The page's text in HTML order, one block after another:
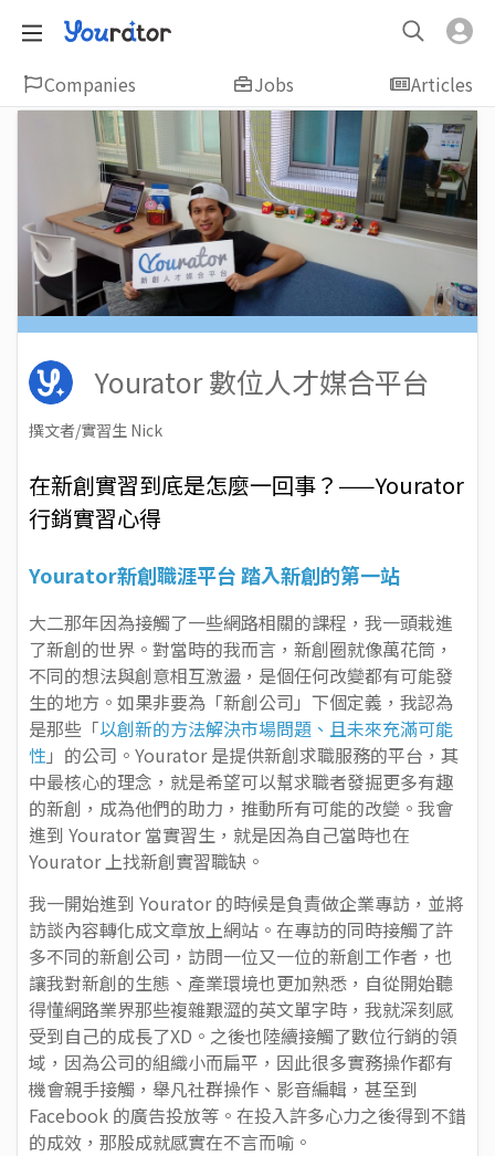
Companies Jobs Articles
Yourator 數位人才媒合平台
撰文者/實習生 Nick
在新創實習到底是怎麼一回事？——Yourator
行銷實習心得
Yourator新創職涯平台 踏入新創的第一站
大二那年因為接觸了一些網路相關的課程，我一頭栽進
了新創的世界。對當時的我而言，新創圈就像萬花筒，
不同的想法與創意相互激盪，是個任何改變都有可能發
生的地方。如果非要為「新創公司」下個定義，我認為
是那些「以創新的方法解決市場問題、且未來充滿可能
性」的公司。Yourator 是提供新創求職服務的平台，其
中最核心的理念，就是希望可以幫求職者發掘更多有趣
的新創，成為他們的助力，推動所有可能的改變。我會
進到 Yourator 當實習生，就是因為自己當時也在
Yourator 上找新創實習職缺。
我一開始進到 Yourator 的時候是負責做企業專訪，並將
訪談內容轉化成文章放上網站。在專訪的同時接觸了許
多不同的新創公司，訪問一位又一位的新創工作者，也
讓我對新創的生態、產業環境也更加熟悉，自從開始聽
得懂網路業界那些複雜艱澀的英文單字時，我就深刻感
受到自己的成長了XD。之後也陸續接觸了數位行銷的領
域，因為公司的組織小而扁平，因此很多實務操作都有
機會親手接觸，舉凡社群操作、影音編輯，甚至到
Facebook 的廣告投放等。在投入許多心力之後得到不錯
的成效，那股成就感實在不言而喻。